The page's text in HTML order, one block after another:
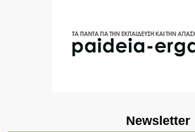
Newsletter